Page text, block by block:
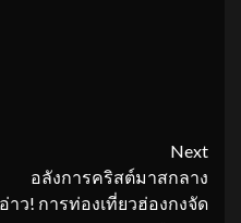
Next
อลังการคริสต์มาสกลาง
อ่าว! การท่องเที่ยวฮ่องกงจัด